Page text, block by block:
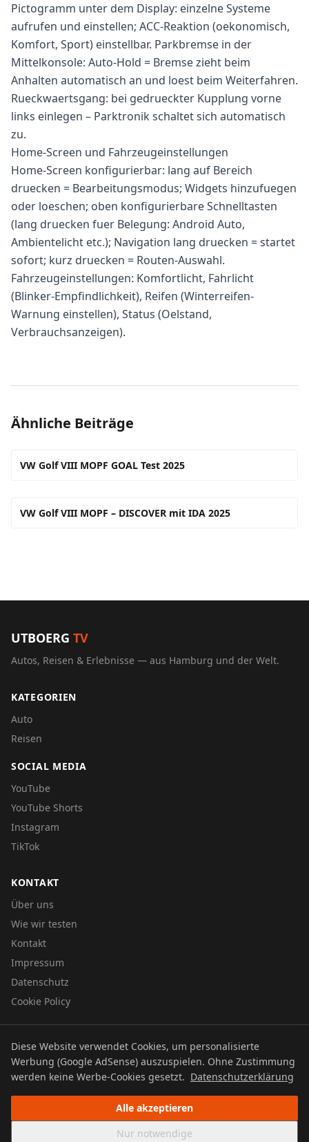
Pictogramm unter dem Display: einzelne Systeme
aufrufen und einstellen; ACC-Reaktion (oekonomisch,
Komfort, Sport) einstellbar. Parkbremse in der
Mittelkonsole: Auto-Hold = Bremse zieht beim
Anhalten automatisch an und loest beim Weiterfahren.
Rueckwaertsgang: bei gedrueckter Kupplung vorne
links einlegen – Parktronik schaltet sich automatisch
zu.
Home-Screen und Fahrzeugeinstellungen
Home-Screen konfigurierbar: lang auf Bereich
druecken = Bearbeitungsmodus; Widgets hinzufuegen
oder loeschen; oben konfigurierbare Schnelltasten
(lang druecken fuer Belegung: Android Auto,
Ambientelicht etc.); Navigation lang druecken = startet
sofort; kurz druecken = Routen-Auswahl.
Fahrzeugeinstellungen: Komfortlicht, Fahrlicht
(Blinker-Empfindlichkeit), Reifen (Winterreifen-
Warnung einstellen), Status (Oelstand,
Verbrauchsanzeigen).
Ähnliche Beiträge
VW Golf VIII MOPF GOAL Test 2025
VW Golf VIII MOPF – DISCOVER mit IDA 2025
UTBOERG TV
Autos, Reisen & Erlebnisse — aus Hamburg und der Welt.
KATEGORIEN
Auto
Reisen
SOCIAL MEDIA
YouTube
YouTube Shorts
Instagram
TikTok
KONTAKT
Über uns
Wie wir testen
Kontakt
Impressum
Datenschutz
Cookie Policy
© 2026 UTBOERG TV
DatenschutzImpressumCookie Policy
Diese Website verwendet Cookies, um personalisierte
Werbung (Google AdSense) auszuspielen. Ohne Zustimmung
werden keine Werbe-Cookies gesetzt. Datenschutzerklärung
Alle akzeptieren
Nur notwendige